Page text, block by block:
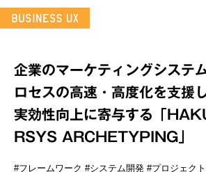
企業のマーケティングシステ
ロセスの高速・高度化を支援
実効性向上に寄与する「
RSYS ARCHETYPING」
#フレームワーク #システム開発 #プロジェク